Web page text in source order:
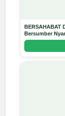
BERSAHABAT
Bersumber